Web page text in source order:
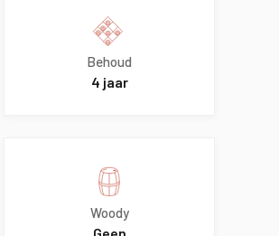
Behoud
4 jaar
Woody